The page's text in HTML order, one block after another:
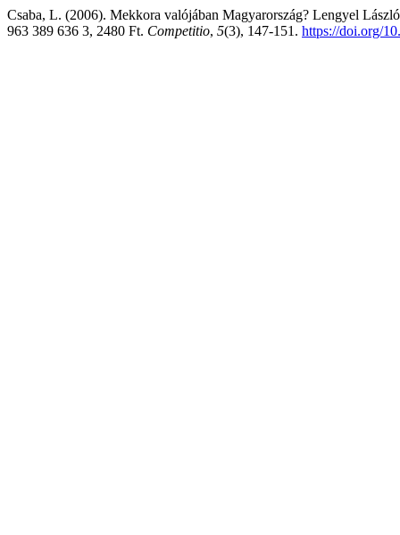
Csaba, L. (2006). Mekkora valójában Magyarország? Lengyel
963 389 636 3, 2480 Ft. Competitio, 5(3), 147-151. https://doi.org/